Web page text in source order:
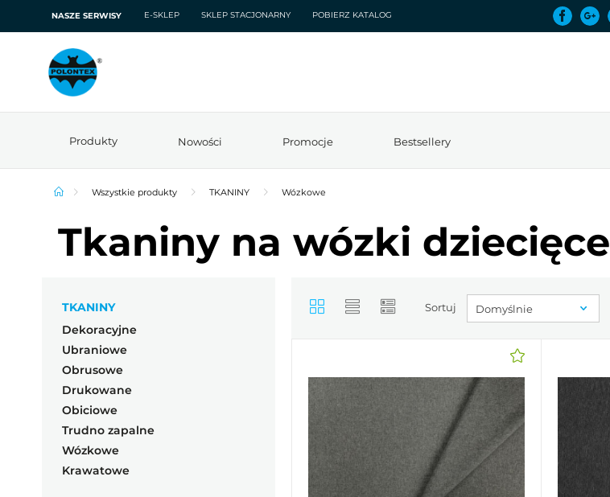
NASZE SERWISY E-SKLEP SKLEP STACJONARNY POBIERZ KATALOG
Produkty Nowości Promocje Bestsellery
Wszystkie produkty TKANINY Wózkowe
Tkaniny na wózki dziecięce
TKANINY
Dekoracyjne
Ubraniowe
Obrusowe
Drukowane
Obiciowe
Trudno zapalne
Wózkowe
Krawatowe
Sortuj